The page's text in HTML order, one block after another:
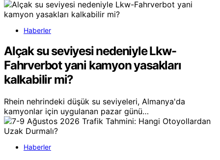
Haberler
Alçak su seviyesi nedeniyle Lkw-
Fahrverbot yani kamyon yasakları
kalkabilir mi?
Rhein nehrindeki düşük su seviyeleri, Almanya'da
kamyonlar için uygulanan pazar günü…
Haberler